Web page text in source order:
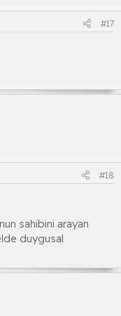
#17
#18
sahibini arayan
duygusal